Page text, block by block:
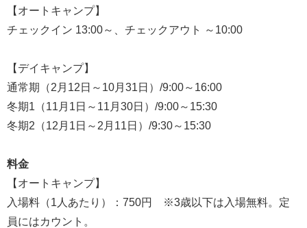
【オートキャンプ】
チェックイン 13:00～、チェックアウト ～10:00
【デイキャンプ】
通常期（2月12日～10月31日）/9:00～16:00
冬期1（11月1日～11月30日）/9:00～15:30
冬期2（12月1日～2月11日）/9:30～15:30
料金
【オートキャンプ】
入場料（1人あたり）：750円 ※3歳以下は入場無料。定
員にはカウント。